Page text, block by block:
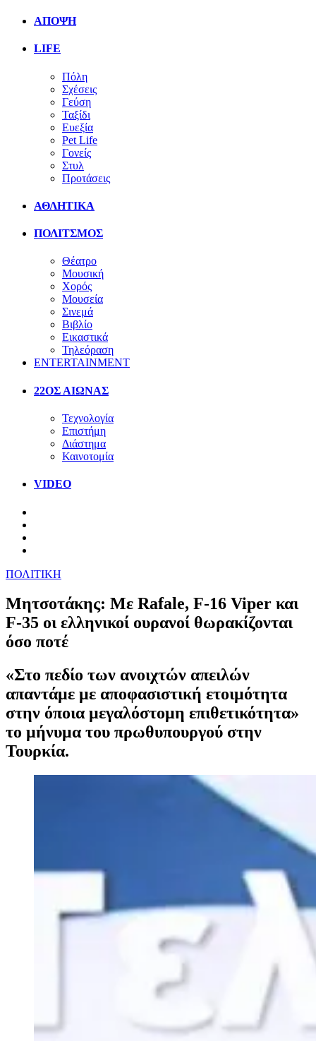
ΑΠΟΨΗ
LIFE
Πόλη
Σχέσεις
Γεύση
Ταξίδι
Ευεξία
Pet Life
Γονείς
Στυλ
Προτάσεις
ΑΘΛΗΤΙΚΑ
ΠΟΛΙΤΣΜΟΣ
Θέατρο
Μουσική
Χορός
Μουσεία
Σινεμά
Βιβλίο
Εικαστικά
Τηλεόραση
ENTERTAINMENT
22ΟΣ ΑΙΩΝΑΣ
Τεχνολογία
Επιστήμη
Διάστημα
Καινοτομία
VIDEO
ΠΟΛΙΤΙΚΗ
Μητσοτάκης: Με Rafale, F-16 Viper και
F-35 oι ελληνικοί ουρανοί θωρακίζονται
όσο ποτέ
«Στο πεδίο των ανοιχτών απειλών
απαντάμε με αποφασιστική ετοιμότητα
στην όποια μεγαλόστομη επιθετικότητα»
το μήνυμα του πρωθυπουργού στην
Τουρκία.